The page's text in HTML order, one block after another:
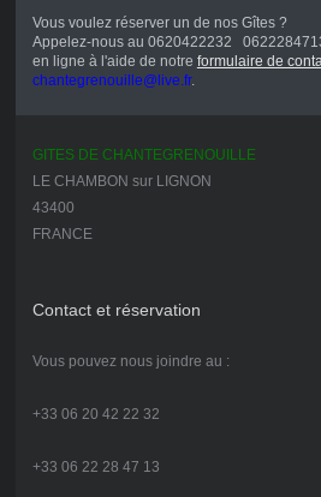
Vous voulez réserver un de nos Gîtes ?
Appelez-nous au 0620422232
en ligne à l'aide de notre formulaire de
chantegrenouille@live.fr.
GITES DE CHANTEGRENOUILLE
LE CHAMBON sur LIGNON
43400
FRANCE
Contact et réservation
Vous pouvez nous joindre au :
+33 06 20 42 22 32
+33 06 22 28 47 13